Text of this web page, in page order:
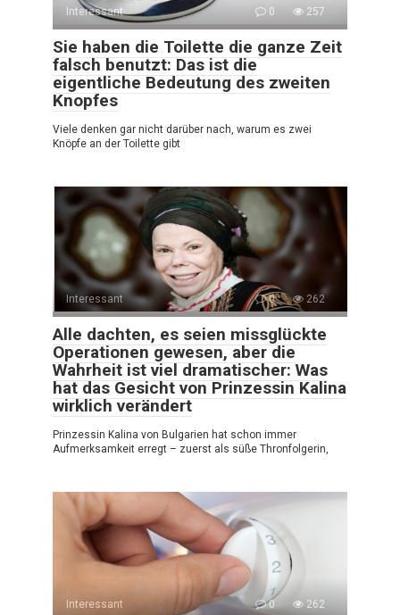
Interessant 0 257
Sie haben die Toilette die ganze Zeit
falsch benutzt: Das ist die
eigentliche Bedeutung des zweiten
Knopfes
Viele denken gar nicht darüber nach, warum es zwei
Knöpfe an der Toilette gibt
Interessant 0 262
Alle dachten, es seien missglückte
Operationen gewesen, aber die
Wahrheit ist viel dramatischer: Was
hat das Gesicht von Prinzessin Kalina
wirklich verändert
Prinzessin Kalina von Bulgarien hat schon immer
Aufmerksamkeit erregt – zuerst als süße Thronfolgerin,
Interessant 0 262